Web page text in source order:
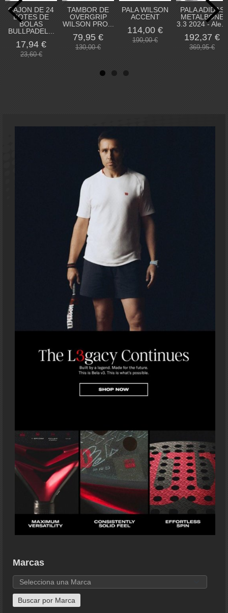
Marcas
CAJON DE 24
BOTES DE
BOLAS
BULLPADEL...
17,94 €
23,60 €
TAMBOR DE
OVERGRIP
WILSON PRO...
79,95 €
130,00 €
PALA WILSON
ACCENT
114,00 €
190,00 €
PALA ADIDAS
METALBONE
3.3 2024 - Ale...
192,37 €
369,95 €